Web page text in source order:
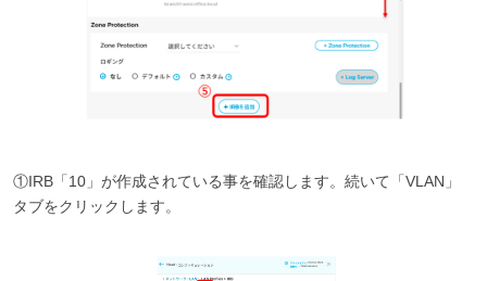
①IRB「10」が作成されている事を確認します。続いて「VLAN」
タブをクリックします。